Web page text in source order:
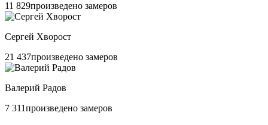
11 829произведено замеров
Сергей Хворост
21 437произведено замеров
Валерий Радов
7 311произведено замеров